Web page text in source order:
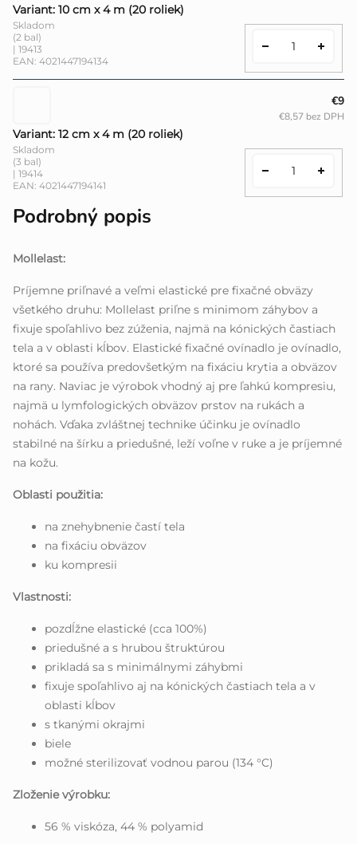
Variant: 10 cm x 4 m (20 roliek)
Skladom
(2 bal)
| 19413
EAN: 4021447194134
Variant: 12 cm x 4 m (20 roliek)
Skladom
(3 bal)
| 19414
EAN: 4021447194141
€9
€8,57 bez DPH
Podrobný popis
Mollelast:
Príjemne priľnavé a veľmi elastické pre fixačné obväzy
všetkého druhu: Mollelast priľne s minimom záhybov a
fixuje spoľahlivo bez zúženia, najmä na kónických častiach
tela a v oblasti kĺbov. Elastické fixačné ovínadlo je ovínadlo,
ktoré sa používa predovšetkým na fixáciu krytia a obväzov
na rany. Naviac je výrobok vhodný aj pre ľahkú kompresiu,
najmä u lymfologických obväzov prstov na rukách a
nohách. Vďaka zvláštnej technike účinku je ovínadlo
stabilné na šírku a priedušné, leží voľne v ruke a je príjemné
na kožu.
Oblasti použitia:
na znehybnenie častí tela
na fixáciu obväzov
ku kompresii
Vlastnosti:
pozdĺžne elastické (cca 100%)
priedušné a s hrubou štruktúrou
prikladá sa s minimálnymi záhybmi
fixuje spoľahlivo aj na kónických častiach tela a v
oblasti kĺbov
s tkanými okrajmi
biele
možné sterilizovať vodnou parou (134 °C)
Zloženie výrobku:
56 % viskóza, 44 % polyamid